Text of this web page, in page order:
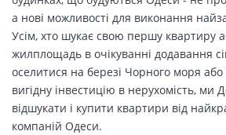
а нові можливості для виконання
Усім, хто шукає свою першу квартиру
жилплощадь в очікуванні додавання
оселитися на березі Чорного моря
вигідну інвестицію в нерухомість, ми
відшукати і купити квартири від
компаній Одеси.